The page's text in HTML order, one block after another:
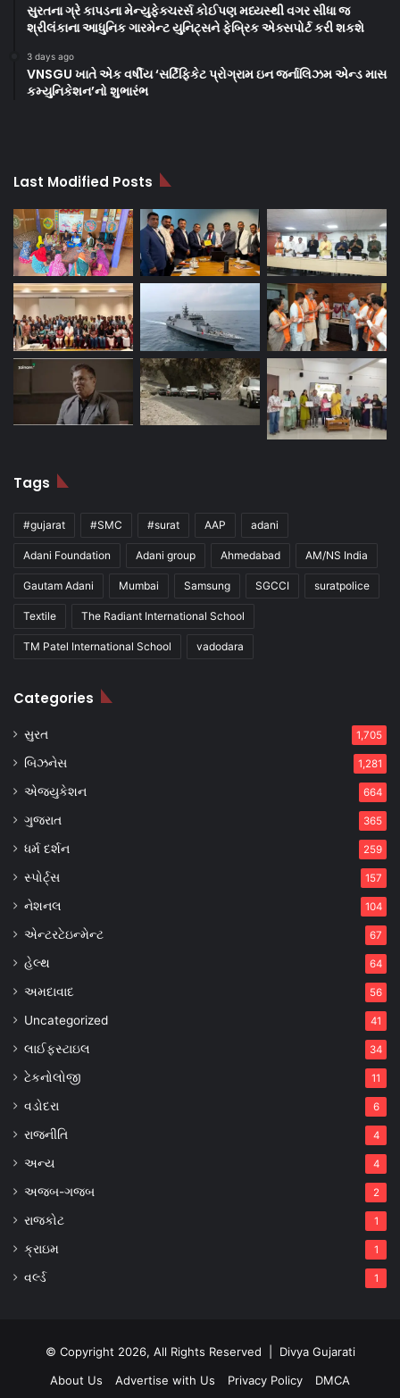
સુરતના ગ્રે કાપડના મેન્યુફેક્ચરર્સ કોઈપણ મધ્યસ્થી વગર સીધા જ
શ્રીલંકાના આધુનિક ગારમેન્ટ યુનિટ્સને ફેબ્રિક એક્સપોર્ટ કરી શકશે
3 days ago
VNSGU ખાતે એક વર્ષીય ‘સર્ટિફિકેટ પ્રોગ્રામ ઇન જર્નાલિઝમ એન્ડ માસ
કમ્યુનિકેશન’નો શુભારંભ
Last Modified Posts
Tags
#gujarat #SMC #surat AAP adani
Adani Foundation Adani group Ahmedabad AM/NS India
Gautam Adani Mumbai Samsung SGCCI suratpolice
Textile The Radiant International School
TM Patel International School vadodara
Categories
સુરત 1,705
બિઝનેસ 1,281
એજ્યુકેશન 664
ગુજરાત 365
ધર્મ દર્શન 259
સ્પોર્ટ્સ 157
નેશનલ 104
એન્ટરટેઇન્મેન્ટ 67
હેલ્થ 64
અમદાવાદ 56
Uncategorized 41
લાઈફસ્ટાઇલ 34
ટેકનોલોજી 11
વડોદરા 6
રાજનીતિ 4
અન્ય 4
અજબ-ગજબ 2
રાજકોટ 1
ક્રાઇમ 1
વર્લ્ડ 1
© Copyright 2026, All Rights Reserved | Divya Gujarati
About Us
Advertise with Us Privacy Policy DMCA